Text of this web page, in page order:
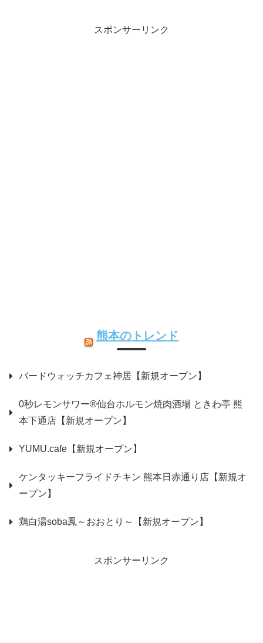
スポンサーリンク
熊本のトレンド
バードウォッチカフェ神居【新規オープン】
0秒レモンサワー®仙台ホルモン焼肉酒場 ときわ亭 熊
本下通店【新規オープン】
YUMU.cafe【新規オープン】
ケンタッキーフライドチキン 熊本日赤通り店【新規オ
ープン】
鶏白湯soba鳳～おおとり～【新規オープン】
スポンサーリンク